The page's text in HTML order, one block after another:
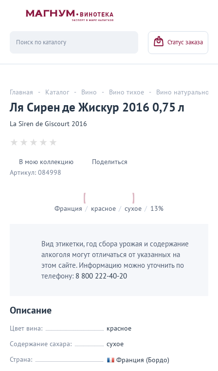
Статус заказа
Главная - Каталог - Вино - Вино тихое - Вино натуральное
Ля Сирен де Жискур 2016 0,75 л
La Siren de Giscourt 2016
В мою коллекцию
Поделиться
Артикул: 084998
Франция / красное / сухое / 13%
Вид этикетки, год сбора урожая и содержание
алкоголя могут отличаться от указанных на
этом сайте. Информацию можно уточнить по
телефону: 8 800 222-40-20
Описание
Цвет вина:
красное
Содержание сахара:
сухое
Страна:
Франция (Бордо)